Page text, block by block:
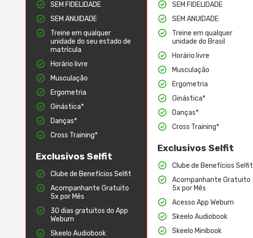
SEM FIDELIDADE
SEM ANUIDADE
Treine em qualquer
unidade do seu estado de
matrícula
Horário livre
Musculação
Ergometria
Ginástica*
Danças*
Cross Training*
Exclusivos Selfit
Clube de Benefícios Selfit
Acompanhante Gratuito
5x por Mês
30 dias gratuitos do App
Weburn
Skeelo Audiobook
SEM FIDELIDADE
SEM ANUIDADE
Treine em qualquer
unidade do Brasil
Horário livre
Musculação
Ergometria
Ginástica*
Danças*
Cross Training*
Exclusivos Selfit
Clube de Benefícios Selfit
Acompanhante Gratuito
5x por Mês
Acesso App Weburn
Skeelo Audiobook
Skeelo Minibook